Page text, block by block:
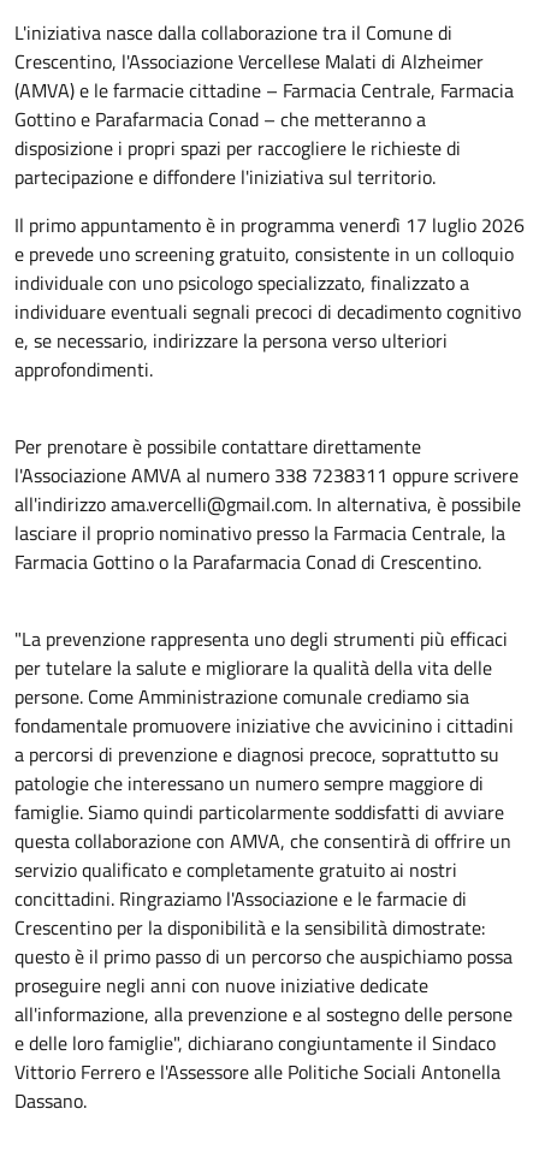
L'iniziativa nasce dalla collaborazione tra il Comune di
Crescentino, l'Associazione Vercellese Malati di Alzheimer
(AMVA) e le farmacie cittadine – Farmacia Centrale, Farmacia
Gottino e Parafarmacia Conad – che metteranno a
disposizione i propri spazi per raccogliere le richieste di
partecipazione e diffondere l'iniziativa sul territorio.
Il primo appuntamento è in programma venerdì 17 luglio 2026
e prevede uno screening gratuito, consistente in un colloquio
individuale con uno psicologo specializzato, finalizzato a
individuare eventuali segnali precoci di decadimento cognitivo
e, se necessario, indirizzare la persona verso ulteriori
approfondimenti.
Per prenotare è possibile contattare direttamente
l'Associazione AMVA al numero 338 7238311 oppure scrivere
all'indirizzo ama.vercelli@gmail.com. In alternativa, è possibile
lasciare il proprio nominativo presso la Farmacia Centrale, la
Farmacia Gottino o la Parafarmacia Conad di Crescentino.
"La prevenzione rappresenta uno degli strumenti più efficaci
per tutelare la salute e migliorare la qualità della vita delle
persone. Come Amministrazione comunale crediamo sia
fondamentale promuovere iniziative che avvicinino i cittadini
a percorsi di prevenzione e diagnosi precoce, soprattutto su
patologie che interessano un numero sempre maggiore di
famiglie. Siamo quindi particolarmente soddisfatti di avviare
questa collaborazione con AMVA, che consentirà di offrire un
servizio qualificato e completamente gratuito ai nostri
concittadini. Ringraziamo l'Associazione e le farmacie di
Crescentino per la disponibilità e la sensibilità dimostrate:
questo è il primo passo di un percorso che auspichiamo possa
proseguire negli anni con nuove iniziative dedicate
all'informazione, alla prevenzione e al sostegno delle persone
e delle loro famiglie", dichiarano congiuntamente il Sindaco
Vittorio Ferrero e l'Assessore alle Politiche Sociali Antonella
Dassano.